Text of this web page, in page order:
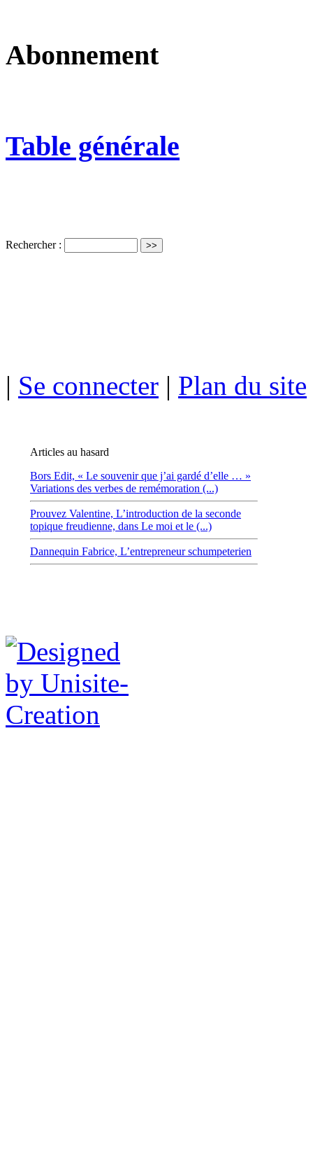
Abonnement
Table générale
Rechercher :
| Se connecter | Plan du site
Articles au hasard
Bors Edit, « Le souvenir que j’ai gardé d’elle … »
Variations des verbes de remémoration (...)
Prouvez Valentine, L’introduction de la seconde
topique freudienne, dans Le moi et le (...)
Dannequin Fabrice, L’entrepreneur schumpeterien